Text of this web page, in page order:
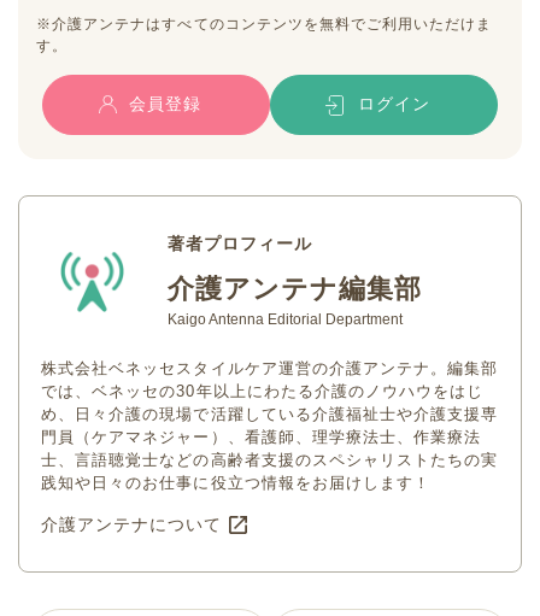
※介護アンテナはすべてのコンテンツを無料でご利用いただけま
す。
会員登録 ログイン
著者プロフィール
介護アンテナ編集部
Kaigo Antenna Editorial Department
株式会社ベネッセスタイルケア運営の介護アンテナ。編集部
では、ベネッセの30年以上にわたる介護のノウハウをはじ
め、日々介護の現場で活躍している介護福祉士や介護支援専
門員（ケアマネジャー）、看護師、理学療法士、作業療法
士、言語聴覚士などの高齢者支援のスペシャリストたちの実
践知や日々のお仕事に役立つ情報をお届けします！
介護アンテナについて